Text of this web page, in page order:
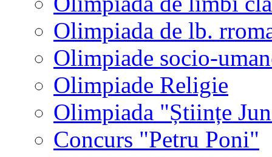
Olimpiada de lb.
Olimpiade socio-
Olimpiade Religie
Olimpiada "Științe
Concurs "Petru Poni"